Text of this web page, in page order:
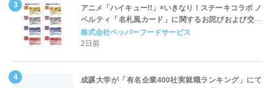
アニメ「ハイキュー!!」×いきなり！ステーキコラボ ノ
ベルティ「名札風カード」に関するお詫びおよび交換
対応についてのご案内
株式会社ペッパーフードサービス
2日前
成蹊大学が「有名企業400社実就職ランキング」にて